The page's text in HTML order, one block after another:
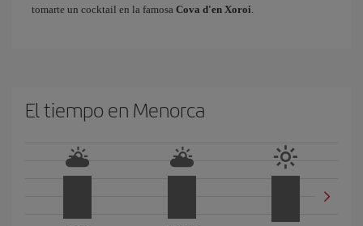
tomarte un cocktail en la famosa Cova d'en Xoroi.
El tiempo en Menorca